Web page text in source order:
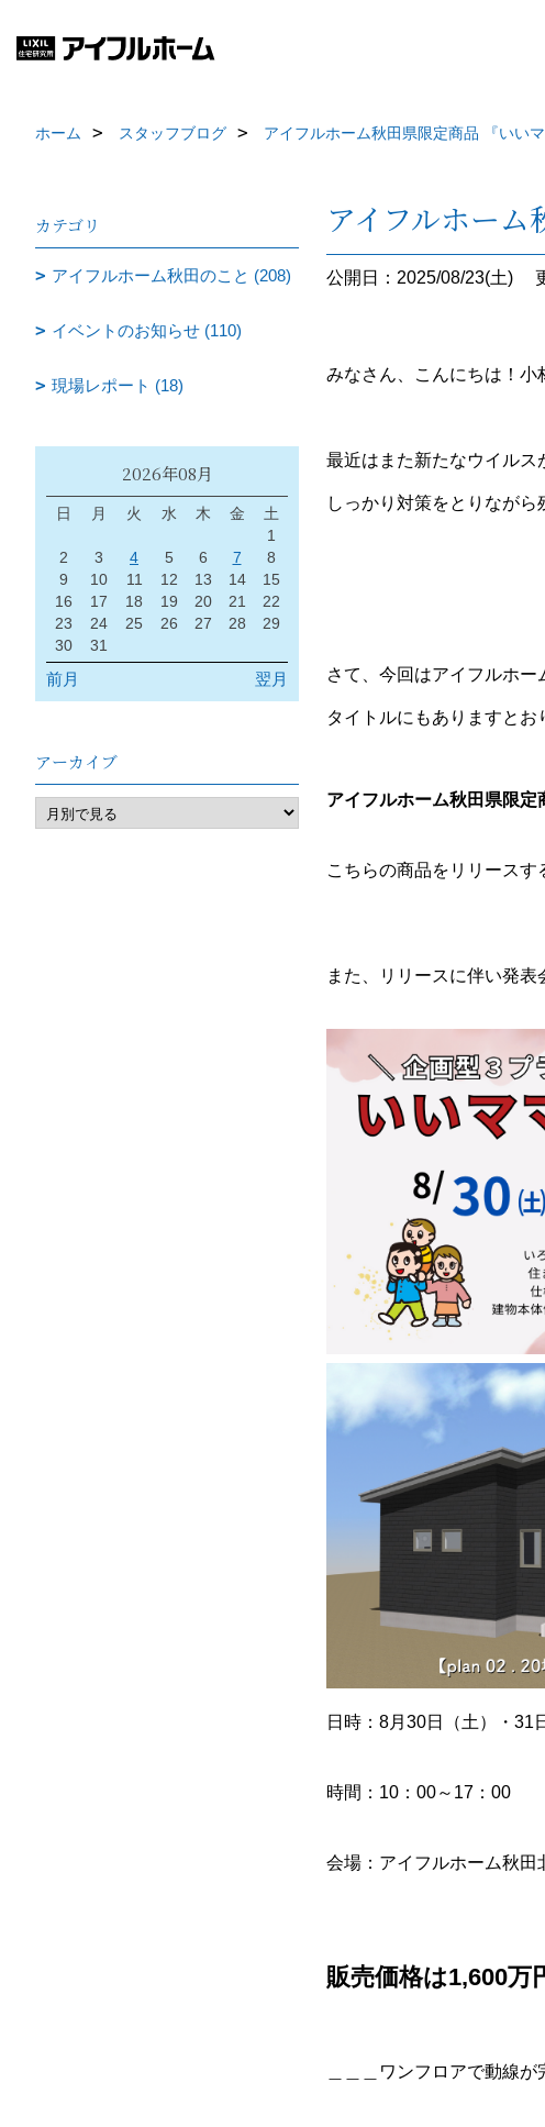
ホーム スタッフブログ アイフルホーム秋田県限定商品 『いい
アイフルホー
公開日：2025/08/23(土)
みなさん、こんにちは！小
最近はまた新たなウイル
しっかり対策をとりながら
さて、今回はアイフルホー
タイトルにもありますとお
アイフルホーム秋田県限定
こちらの商品をリリースす
また、リリースに伴い発表
日時：8月30日（土）・31
時間：10：00～17：00
会場：アイフルホーム秋田
販売価格は1,600万
＿＿＿ワンフロアで動線
カテゴリ
アイフルホーム秋田のこと (208)
イベントのお知らせ (110)
現場レポート (18)
2026年08月
日 月 火 水 木 金
土
1
2
3 4 5 6 7
8
9
10 11 12 13 14
15
16
17 18 19 20 21
22
23
24 25 26 27 28
29
30
31
前月 翌月
アーカイブ